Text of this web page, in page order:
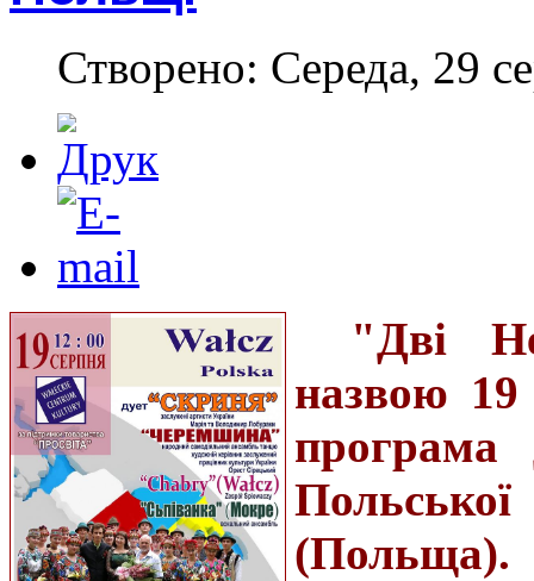
Створено: Середа, 29
"Дві
назвою 19
програма
(Польща).